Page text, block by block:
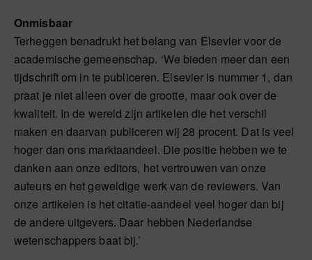
Onmisbaar
Terheggen benadrukt het belang van Elsevier voor de
academische gemeenschap. ‘We bieden meer dan een
tijdschrift om in te publiceren. Elsevier is nummer 1, dan
praat je niet alleen over de grootte, maar ook over de
kwaliteit. In de wereld zijn artikelen die het verschil
maken en daarvan publiceren wij 28 procent. Dat is veel
hoger dan ons marktaandeel. Die positie hebben we te
danken aan onze editors, het vertrouwen van onze
auteurs en het geweldige werk van de reviewers. Van
onze artikelen is het citatie-aandeel veel hoger dan bij
de andere uitgevers. Daar hebben Nederlandse
wetenschappers baat bij.’